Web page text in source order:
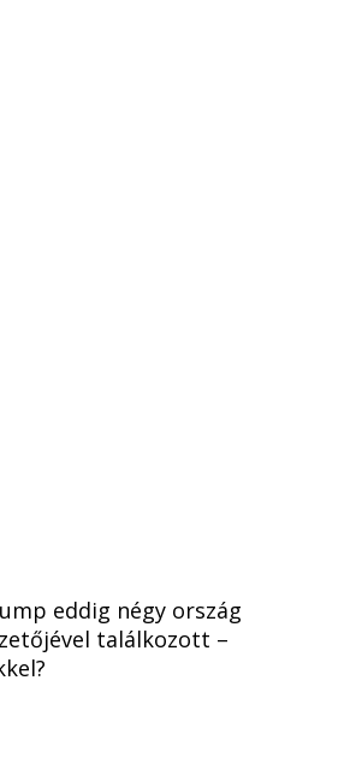
eddig négy ország
találkozott –